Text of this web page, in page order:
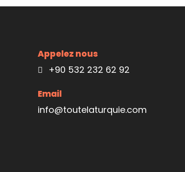
Appelez nous
+90 532 232 62 92
Email
info@toutelaturquie.com